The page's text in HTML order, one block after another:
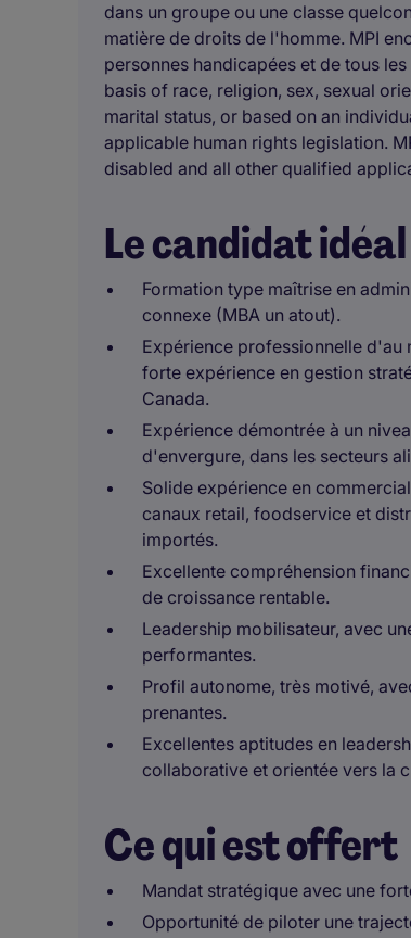
dans un groupe ou une classe
matière de droits de l'homme. MPI
personnes handicapées et de tous
basis of race, religion, sex, sexual
marital status, or based on an
applicable human rights legislation.
disabled and all other qualified
Le candidat idéal
Formation type maîtrise en
connexe (MBA un atout).
Expérience professionnelle d'au
forte expérience en gestion
Canada.
Expérience démontrée à un
d'envergure, dans les secteurs
Solide expérience en
canaux retail, foodservice et
importés.
Excellente compréhension
de croissance rentable.
Leadership mobilisateur, avec
performantes.
Profil autonome, très motivé,
prenantes.
Excellentes aptitudes en
collaborative et orientée vers la
Ce qui est offert
Mandat stratégique avec une
Opportunité de piloter une